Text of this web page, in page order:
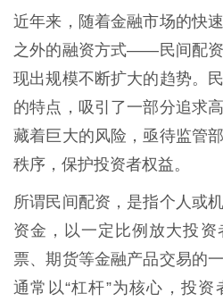
近年来，随着金融市场的快
之外的融资方式——民间配
现出规模不断扩大的趋势。
的特点，吸引了一部分追求
藏着巨大的风险，亟待监管
秩序，保护投资者权益。
所谓民间配资，是指个人或
资金，以一定比例放大投
票、期货等金融产品交易的
通常以“杠杆”为核心，投